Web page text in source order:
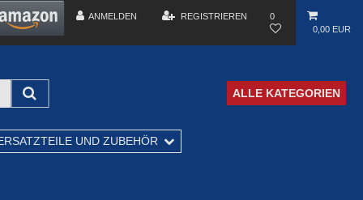
ANMELDEN REGISTRIEREN
0
0,00 EUR
ALLE KATEGORIEN
UND ZUBEHÖR